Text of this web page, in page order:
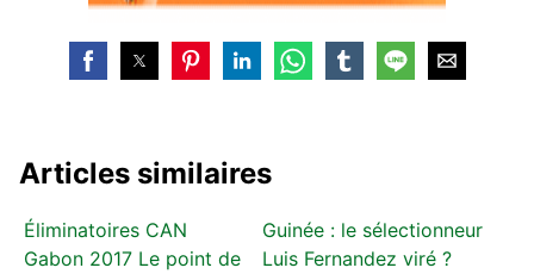
Articles similaires
Éliminatoires CAN
Gabon 2017 Le point de
Guinée : le sélectionneur
Luis Fernandez viré ?